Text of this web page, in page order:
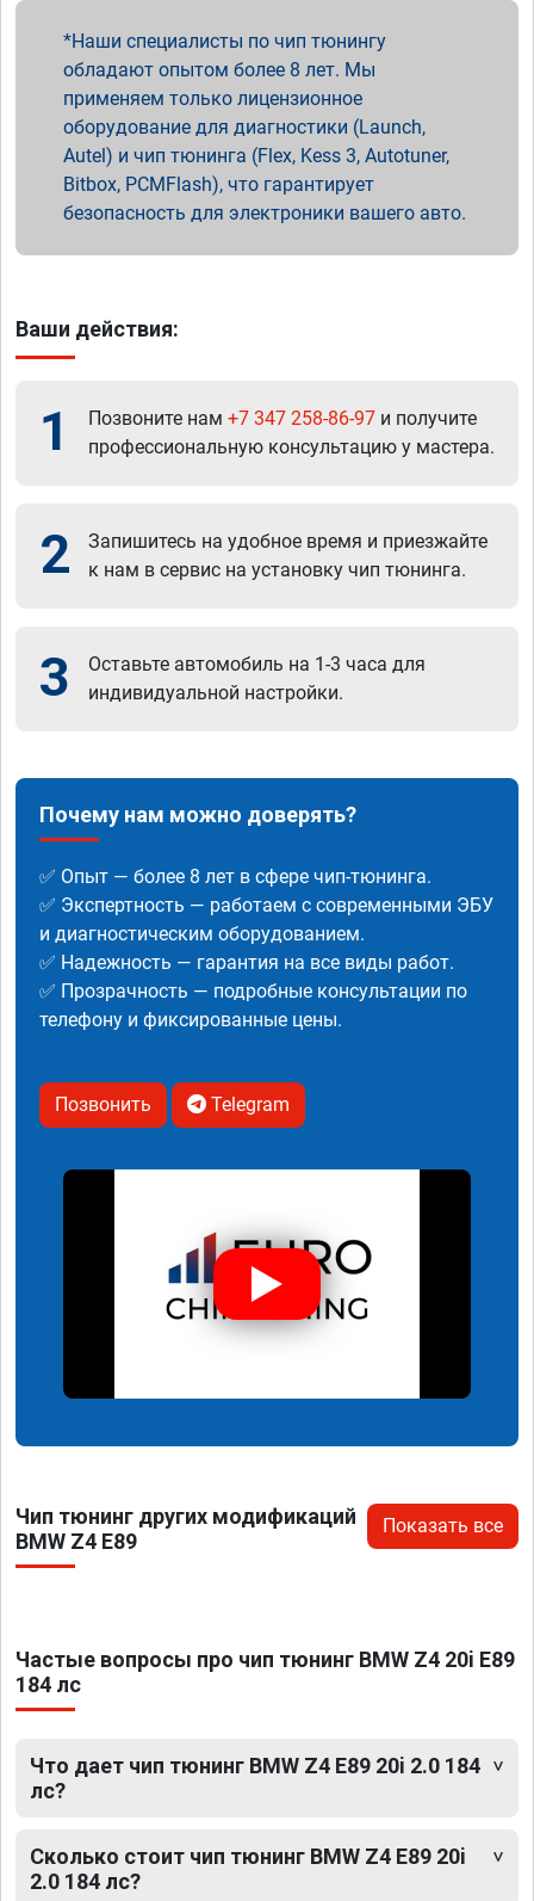
Наши специалисты по чип тюнингу
обладают опытом более 8 лет. Мы
применяем только лицензионное
оборудование для диагностики (Launch,
Autel) и чип тюнинга (Flex, Kess 3, Autotuner,
Bitbox, PCMFlash), что гарантирует
безопасность для электроники вашего авто.
Ваши действия:
1 Позвоните нам +7 347 258-86-97 и получите
профессиональную консультацию у мастера.
2
Запишитесь на удобное время и приезжайте
к нам в сервис на установку чип тюнинга.
3
Оставьте автомобиль на 1-3 часа для
индивидуальной настройки.
Почему нам можно доверять?
✅ Опыт — более 8 лет в сфере чип-тюнинга.
✅ Экспертность — работаем с современными ЭБУ
и диагностическим оборудованием.
✅ Надежность — гарантия на все виды работ.
✅ Прозрачность — подробные консультации по
телефону и фиксированные цены.
Позвонить Telegram
Чип тюнинг других модификаций
BMW Z4 E89
Показать все
Частые вопросы про чип тюнинг BMW Z4 20i E89
184 лс
Что дает чип тюнинг BMW Z4 E89 20i 2.0 184
лс?
Сколько стоит чип тюнинг BMW Z4 E89 20i
2.0 184 лс?